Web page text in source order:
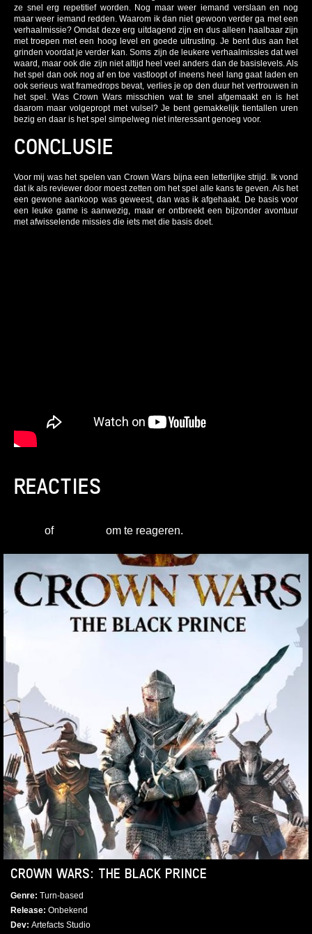
ze snel erg repetitief worden. Nog maar weer iemand verslaan en nog
maar weer iemand redden. Waarom ik dan niet gewoon verder ga met een
verhaalmissie? Omdat deze erg uitdagend zijn en dus alleen haalbaar zijn
met troepen met een hoog level en goede uitrusting. Je bent dus aan het
grinden voordat je verder kan. Soms zijn de leukere verhaalmissies dat wel
waard, maar ook die zijn niet altijd heel veel anders dan de basislevels. Als
het spel dan ook nog af en toe vastloopt of ineens heel lang gaat laden en
ook serieus wat framedrops bevat, verlies je op den duur het vertrouwen in
het spel. Was Crown Wars misschien wat te snel afgemaakt en is het
daarom maar volgepropt met vulsel? Je bent gemakkelijk tientallen uren
bezig en daar is het spel simpelweg niet interessant genoeg voor.
CONCLUSIE
Voor mij was het spelen van Crown Wars bijna een letterlijke strijd. Ik vond
dat ik als reviewer door moest zetten om het spel alle kans te geven. Als het
een gewone aankoop was geweest, dan was ik afgehaakt. De basis voor
een leuke game is aanwezig, maar er ontbreekt een bijzonder avontuur
met afwisselende missies die iets met die basis doet.
REACTIES
of om te reageren.
CROWN WARS: THE BLACK PRINCE
Genre Turn-based
Release Onbekend
Dev Artefacts Studio